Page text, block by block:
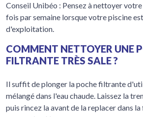
Conseil Unibéo : Pensez à nettoyer
fois par semaine lorsque votre piscine
d'exploitation.
COMMENT NETTOYER UNE
FILTRANTE TRÈS SALE ?
Il suffit de plonger la poche filtrante
mélangé dans l'eau chaude. Laissez la
puis rincez la avant de la replacer dans